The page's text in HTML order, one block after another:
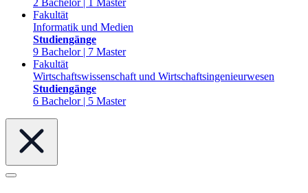
2 Bachelor | 1 Master
Fakultät
Informatik und Medien
Studiengänge
9 Bachelor | 7 Master
Fakultät
Wirtschaftswissenschaft und Wirtschaftsingenieurwesen
Studiengänge
6 Bachelor | 5 Master